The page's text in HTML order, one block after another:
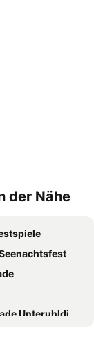
der Nähe
Unteruhldingen